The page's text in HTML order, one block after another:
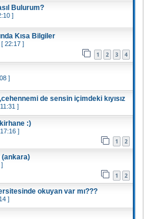
Bulurum?
]
Kısa Bilgiler
[ 22:17 ]
1 2 3 4
]
de sensin içimdeki kıyısız
]
:)
]
1 2
(ankara)
1 2
okuyan var mı???
]